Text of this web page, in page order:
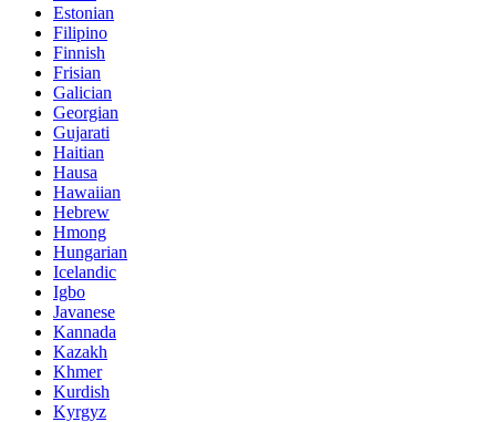
Estonian
Filipino
Finnish
Frisian
Galician
Georgian
Gujarati
Haitian
Hausa
Hawaiian
Hebrew
Hmong
Hungarian
Icelandic
Igbo
Javanese
Kannada
Kazakh
Khmer
Kurdish
Kyrgyz